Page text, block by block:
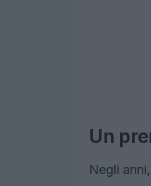
Un
Negli